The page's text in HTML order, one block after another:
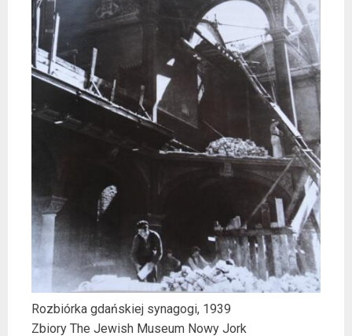
Rozbiórka gdańskiej synagogi, 1939
Zbiory The Jewish Museum Nowy Jork